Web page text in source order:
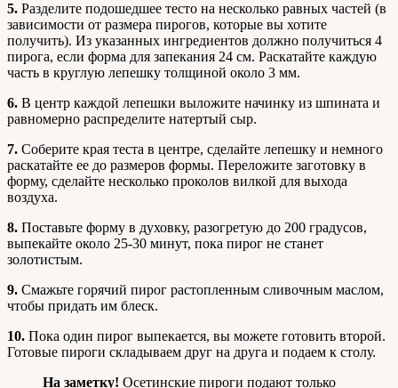
5. Разделите подошедшее тесто на несколько равных частей (в
зависимости от размера пирогов, которые вы хотите
получить). Из указанных ингредиентов должно получиться 4
пирога, если форма для запекания 24 см. Раскатайте каждую
часть в круглую лепешку толщиной около 3 мм.
6. В центр каждой лепешки выложите начинку из шпината и
равномерно распределите натертый сыр.
7. Соберите края теста в центре, сделайте лепешку и немного
раскатайте ее до размеров формы. Переложите заготовку в
форму, сделайте несколько проколов вилкой для выхода
воздуха.
8. Поставьте форму в духовку, разогретую до 200 градусов,
выпекайте около 25-30 минут, пока пирог не станет
золотистым.
9. Смажьте горячий пирог растопленным сливочным маслом,
чтобы придать им блеск.
10. Пока один пирог выпекается, вы можете готовить второй.
Готовые пироги складываем друг на друга и подаем к столу.
На заметку! Осетинские пироги подают только